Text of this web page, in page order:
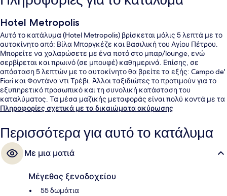
Hotel Metropolis
Αυτό το κατάλυμα (Hotel Metropolis) βρίσκεται μόλις 5 λεπτά με το
αυτοκίνητο από: Βίλα Μποργκέζε και Βασιλική του Αγίου Πέτρου.
Μπορείτε να χαλαρώσετε με ένα ποτό στο μπαρ/lounge, ενώ
σερβίρεται και πρωινό (σε μπουφέ) καθημερινά. Επίσης, σε
απόσταση 5 λεπτών με το αυτοκίνητο θα βρείτε τα εξής: Campo de'
Fiori και Φοντάνα ντι Τρέβι. Άλλοι ταξιδιώτες το προτιμούν για το
εξυπηρετικό προσωπικό και τη συνολική κατάσταση του
καταλύματος. Τα μέσα μαζικής μεταφοράς είναι πολύ κοντά με τα
πόδια: το σημείο επιβίβασης Σταθμός Lepanto είναι μερικά μόλις
Milizie/Distretto Militare βρίσκεται σε απόσταση 3 λεπτών.
Πληροφορίες σχετικά με τα δικαιώματα ακύρωσης
Περισσότερα για αυτό το κατάλυμα
Με μια ματιά
Μέγεθος ξενοδοχείου
55 δωμάτια